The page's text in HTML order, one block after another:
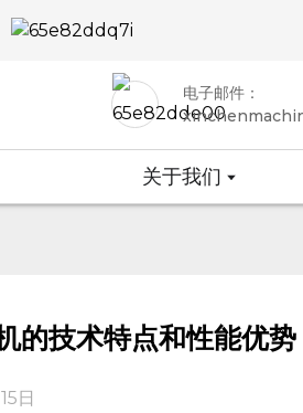
电子邮件：
关于我们
的技术特点和性能优势
日